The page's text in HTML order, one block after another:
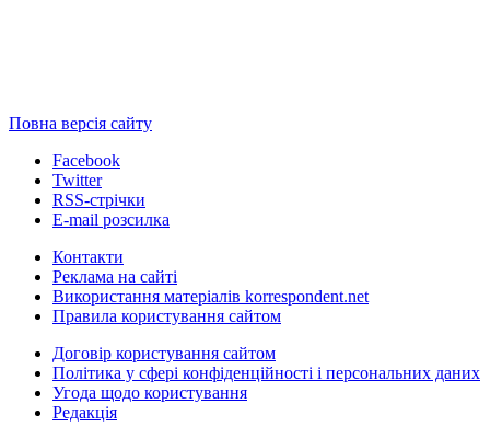
Повна версія сайту
Facebook
Twitter
RSS-стрічки
E-mail розсилка
Контакти
Реклама на сайті
Використання матеріалів korrespondent.net
Правила користування сайтом
Договір користування сайтом
Політика у сфері конфіденційності і персональних даних
Угода щодо користування
Редакція